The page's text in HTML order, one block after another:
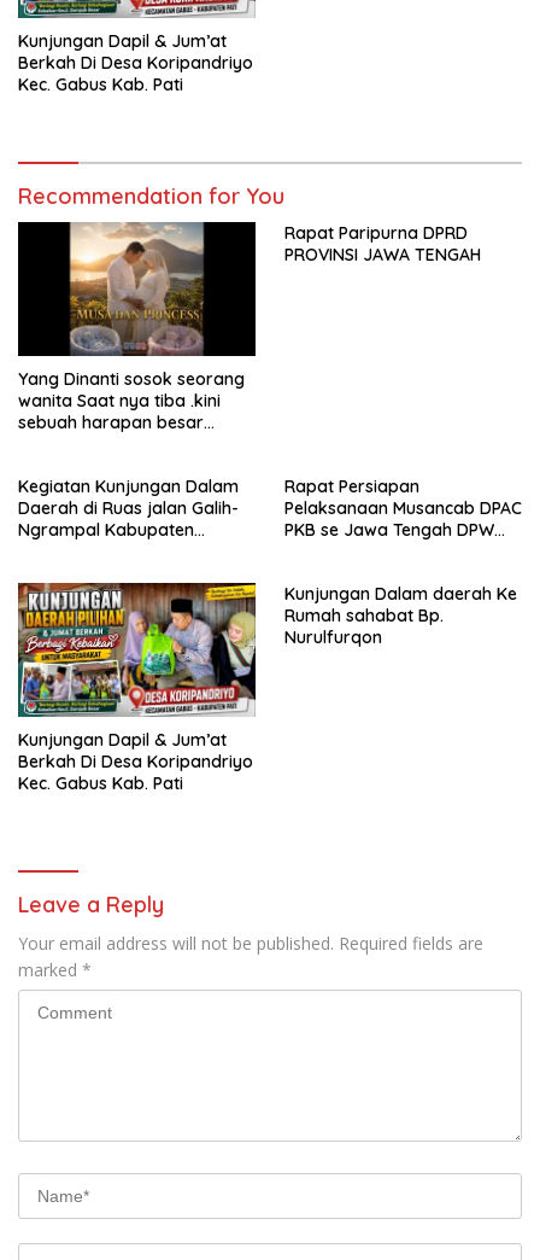
Kunjungan Dapil & Jum’at
Berkah Di Desa Koripandriyo
Kec. Gabus Kab. Pati
Recommendation for You
Yang Dinanti sosok seorang
wanita Saat nya tiba .kini
sebuah harapan besar
menciptakan lagu Untuk si
buah hati yang berjudul
Musa & Princes.
Rapat Paripurna DPRD
PROVINSI JAWA TENGAH
Kegiatan Kunjungan Dalam
Daerah di Ruas jalan Galih-
Ngrampal Kabupaten
Rapat Persiapan
Pelaksanaan Musancab DPAC
PKB se Jawa Tengah DPW
Kunjungan Dapil & Jum’at
Berkah Di Desa Koripandriyo
Kec. Gabus Kab. Pati
Kunjungan Dalam daerah Ke
Rumah sahabat Bp.
Nurulfurqon
Leave a Reply
Your email address will not be published. Required fields are
marked *